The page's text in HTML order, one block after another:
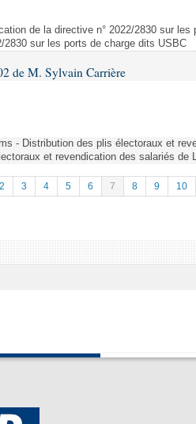
de la directive n° 2022/2830 sur
2830 sur les ports de charge dits USBC
de M. Sylvain Carrière
- Distribution des plis électoraux et
et revendication des salariés de
2 3 4 5 6 7 8 9 10